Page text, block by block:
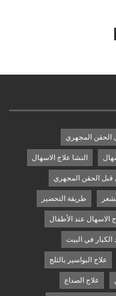
الحقن المجهري
النشا علاج الاسهال
قبل الحقن المجهري
طريقة التحضير
الاسهال عند الأطفال
الكبار في البيت
علاج البواسير بالثلج
علاج الصداع